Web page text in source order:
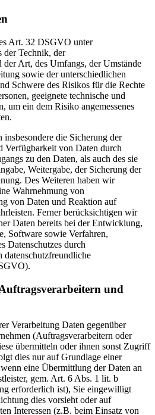
Art. 32 DSGVO unter
der Technik, der
Art, des Umfangs, der Umstände
sowie der unterschiedlichen
Schwere des Risikos für die Rechte
geeignete technische und
um ein dem Risiko angemessenes
die Sicherung der
Verfügbarkeit von Daten durch
zu den Daten, als auch des sie
Weitergabe, der Sicherung der
Des Weiteren haben wir
Wahrnehmung von
von Daten und Reaktion auf
Ferner berücksichtigen wir
Daten bereits bei der Entwicklung,
Software sowie Verfahren,
Datenschutzes durch
datenschutzfreundliche
und
Verarbeitung Daten gegenüber
(Auftragsverarbeitern oder
übermitteln oder ihnen sonst Zugriff
dies nur auf Grundlage einer
eine Übermittlung der Daten an
gem. Art. 6 Abs. 1 lit. b
erforderlich ist), Sie eingewilligt
dies vorsieht oder auf
Interessen (z.B. beim Einsatz von